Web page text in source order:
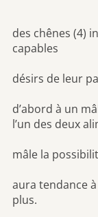
Une
des chênes (4)
capables
de
désirs de leur
Dans
d’abord à un
l’un des deux
Lorsque,
mâle la
l’un de
aura tendance
plus.